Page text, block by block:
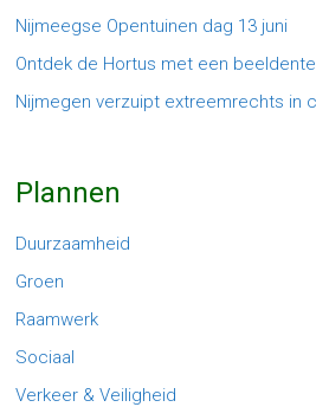
Nijmeegse Opentuinen dag 13 juni
Ontdek de Hortus met een
Nijmegen verzuipt extreemrechts in
Plannen
Duurzaamheid
Groen
Raamwerk
Sociaal
Verkeer & Veiligheid